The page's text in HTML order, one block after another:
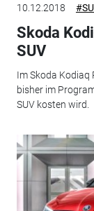
10.12.2018
Skoda
SUV
Im Skoda Kodiaq
bisher im
SUV kosten wird.